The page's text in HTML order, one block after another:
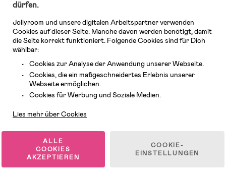
vieles mehr. Wir haben Produkte von bekannten Herstellern wie Britax, Maxi-
Avent, Jack Wolfskin, Cybex, LEGO und vielen mehr. Schau Dich um in
unserer vielfältigen Online-Boutique für Kinder & Babys. Willkommen!
© 2026 Jollyroom GmbH. Alle Rechte vorbehalten.
dürfen.
Jollyroom und unsere digitalen Arbeitspartner verwenden
Cookies auf dieser Seite. Manche davon werden benötigt, damit
die Seite korrekt funktioniert. Folgende Cookies sind für Dich
wählbar:
Cookies zur Analyse der Anwendung unserer Webseite.
Cookies, die ein maßgeschneidertes Erlebnis unserer
Webseite ermöglichen.
Cookies für Werbung und Soziale Medien.
Lies mehr über Cookies
ALLE
COOKIES
AKZEPTIEREN
COOKIE-
EINSTELLUNGEN